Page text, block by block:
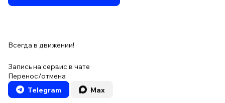
Всегда в движении!
Запись на сервис в чате
Перенос/отмена
Telegram
Max